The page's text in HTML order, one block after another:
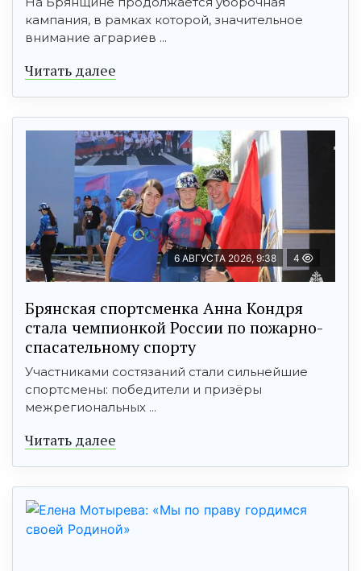
кампания, в рамках которой, значительное
внимание аграриев ...
Читать далее
6 АВГУСТА 2026, 9:38 4
Брянская спортсменка Анна Кондря
стала чемпионкой России по пожарно-
спасательному спорту
Участниками состязаний стали сильнейшие
спортсмены: победители и призёры
межрегиональных ...
Читать далее